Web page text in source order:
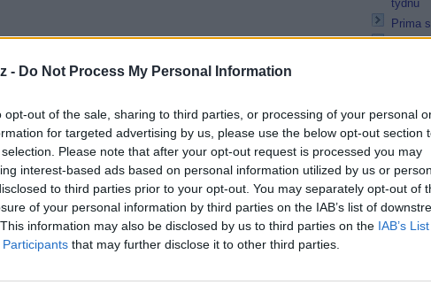
- Do Not Process My Personal Information
opt-out of the sale, sharing to third parties, or processing of your personal
for targeted advertising by us, please use the below opt-out section
Please note that after your opt-out request is processed you may
interest-based ads based on personal information utilized by us or
to third parties prior to your opt-out. You may separately opt-out of
of your personal information by third parties on the IAB’s list of
information may also be disclosed by us to third parties on the IAB’s
that may further disclose it to other third parties.
týdnu
Prima
Prima
Prima
Arena
Sport a
Man
Top